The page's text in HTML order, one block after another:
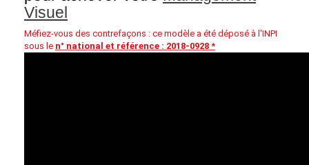
Visuel
Méfiez-vous des contrefaçons : ce modèle a été déposé à l'INPI
sous le n° national et référence : 2018-0928 *